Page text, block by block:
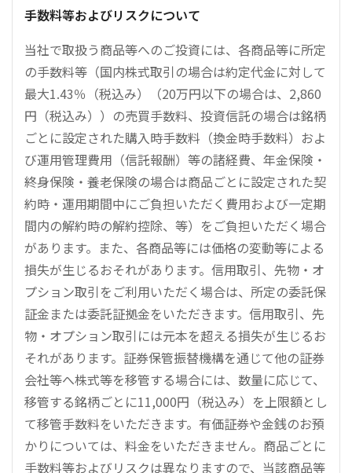
手数料等およびリスクについて
当社で取扱う商品等へのご投資には、各商品等に所定
の手数料等（国内株式取引の場合は約定代金に対して
最大1.43％（税込み）（20万円以下の場合は、2,860
円（税込み））の売買手数料、投資信託の場合は銘柄
ごとに設定された購入時手数料（換金時手数料）およ
び運用管理費用（信託報酬）等の諸経費、年金保険・
終身保険・養老保険の場合は商品ごとに設定された契
約時・運用期間中にご負担いただく費用および一定期
間内の解約時の解約控除、等）をご負担いただく場合
があります。また、各商品等には価格の変動等による
損失が生じるおそれがあります。信用取引、先物・オ
プション取引をご利用いただく場合は、所定の委託保
証金または委託証拠金をいただきます。信用取引、先
物・オプション取引には元本を超える損失が生じるお
それがあります。証券保管振替機構を通じて他の証券
会社等へ株式等を移管する場合には、数量に応じて、
移管する銘柄ごとに11,000円（税込み）を上限額とし
て移管手数料をいただきます。有価証券や金銭のお預
かりについては、料金をいただきません。商品ごとに
手数料等およびリスクは異なりますので、当該商品等